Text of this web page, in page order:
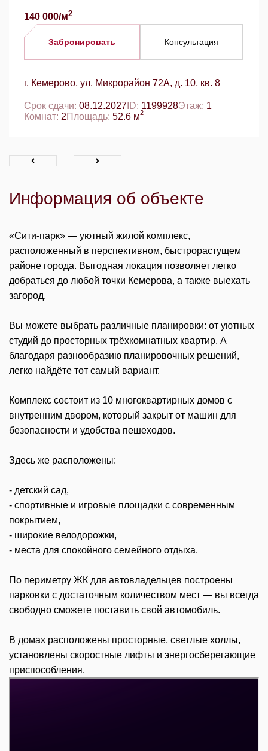
140 000/м2
Забронировать Консультация
г. Кемерово, ул. Микрорайон 72А, д. 10, кв. 8
Срок сдачи: 08.12.2027 ID: 1199928Этаж: 1
Комнат: 2Площадь: 52.6 м2
Информация об объекте
«Сити-парк» — уютный жилой комплекс,
расположенный в перспективном, быстрорастущем
районе города. Выгодная локация позволяет легко
добраться до любой точки Кемерова, а также выехать
загород.
Вы можете выбрать различные планировки: от уютных
студий до просторных трёхкомнатных квартир. А
благодаря разнообразию планировочных решений,
легко найдёте тот самый вариант.
Комплекс состоит из 10 многоквартирных домов с
внутренним двором, который закрыт от машин для
безопасности и удобства пешеходов.
Здесь же расположены:
- детский сад,
- спортивные и игровые площадки с современным
покрытием,
- широкие велодорожки,
- места для спокойного семейного отдыха.
По периметру ЖК для автовладельцев построены
парковки с достаточным количеством мест — вы всегда
свободно сможете поставить свой автомобиль.
В домах расположены просторные, светлые холлы,
установлены скоростные лифты и энергосберегающие
приспособления.